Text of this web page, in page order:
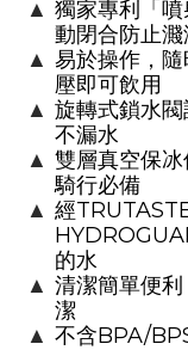
▲ 獨家專利「
動閉合防止濺
▲ 易於操作，
壓即可飲用
▲ 旋轉式鎖水
不漏水
▲ 雙層真空保
騎行必備
▲ 經
的水
▲ 清潔簡單便
潔
▲ 不含BPA/